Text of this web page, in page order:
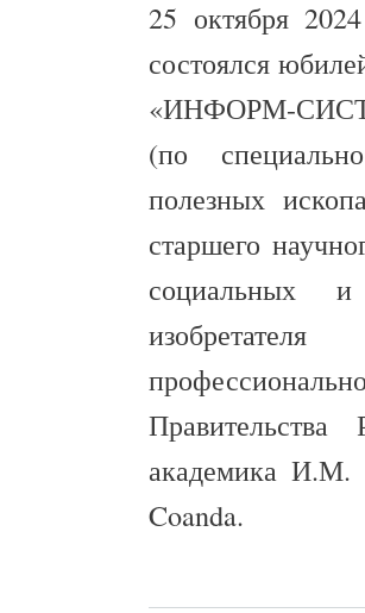
25 октября
состоялся
«ИНФОРМ-
(по
полезных
старшего
социальных и
академика И.М.
Coanda.